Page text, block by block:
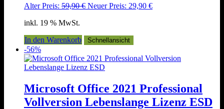
Alter Preis: 59,90€ Ursprünglicher
Neuer Preis: 29,90 €Aktueller
inkl. 19 % MwSt.
In den Warenkorb
Schnellansicht
-56%
Microsoft Office 2021 Professional
Vollversion Lebenslange Lizenz ESD